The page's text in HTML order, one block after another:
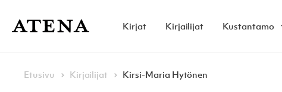
Atena Kustannus
Kirjat Kirjailijat Kustantamo
Navigoi
Browse:
Etusivu Kirjailijat Kirsi-Maria Hytönen